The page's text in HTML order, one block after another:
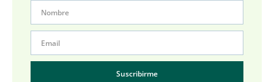
Suscribirme